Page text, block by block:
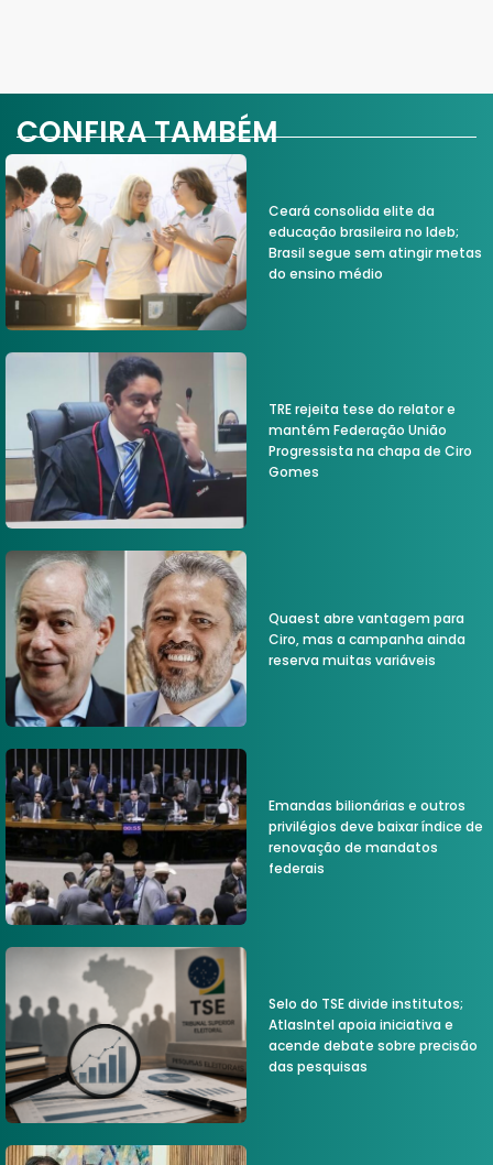
CONFIRA TAMBÉM
Ceará consolida elite da
educação brasileira no Ideb;
Brasil segue sem atingir metas
do ensino médio
TRE rejeita tese do relator e
mantém Federação União
Progressista na chapa de Ciro
Gomes
Quaest abre vantagem para
Ciro, mas a campanha ainda
reserva muitas variáveis
Emandas bilionárias e outros
privilégios deve baixar índice de
renovação de mandatos
federais
Selo do TSE divide institutos;
AtlasIntel apoia iniciativa e
acende debate sobre precisão
das pesquisas